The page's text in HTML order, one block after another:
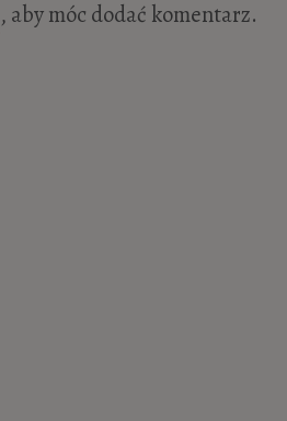
, aby móc dodać komentarz.